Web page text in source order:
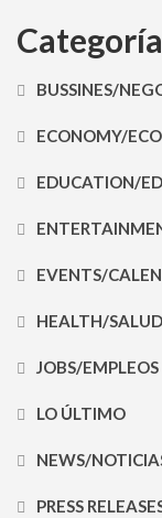
BUSSINES/
ECONOMY/
EDUCATION/
EVENTS/
HEALTH/SALUD
JOBS/EMPLEOS
LO ÚLTIMO
NEWS/
PRESS